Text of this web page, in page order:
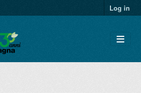
Log in